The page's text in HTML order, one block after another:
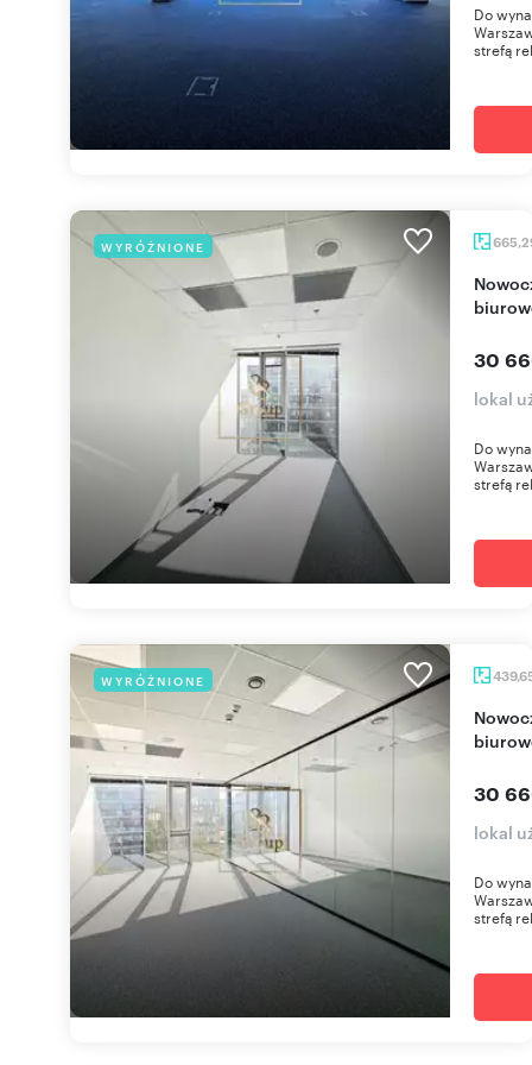
Do
strefą
WYRÓŻNIONE
Nowoczesne biuro 665 m² w prestiżowym
30
lokal
Do
strefą
WYRÓŻNIONE
Nowoczesne biuro 440 m² w prestiżowym
30
lokal
Do
strefą